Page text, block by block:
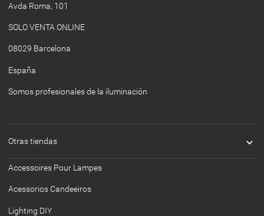
Avda Roma, 101
SOLO VENTA ONLINE
08029 Barcelona
España
Somos profesionales de la iluminación
Otras tiendas 
Accessoires Pour Lampes
Acessorios Candeeiros
Lighting DIY